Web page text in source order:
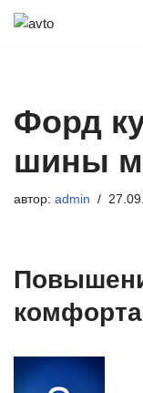
Форд
шины
автор: admin